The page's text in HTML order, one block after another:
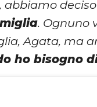
abbiamo
. Ognuno
Agata, ma
ho bisogno